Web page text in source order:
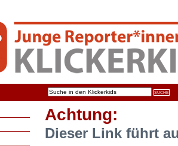
Achtung:
Dieser Link führt